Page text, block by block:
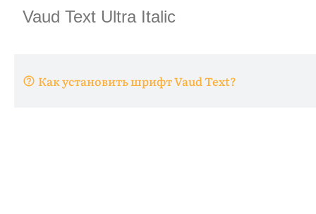
Как установить шрифт Vaud Text?